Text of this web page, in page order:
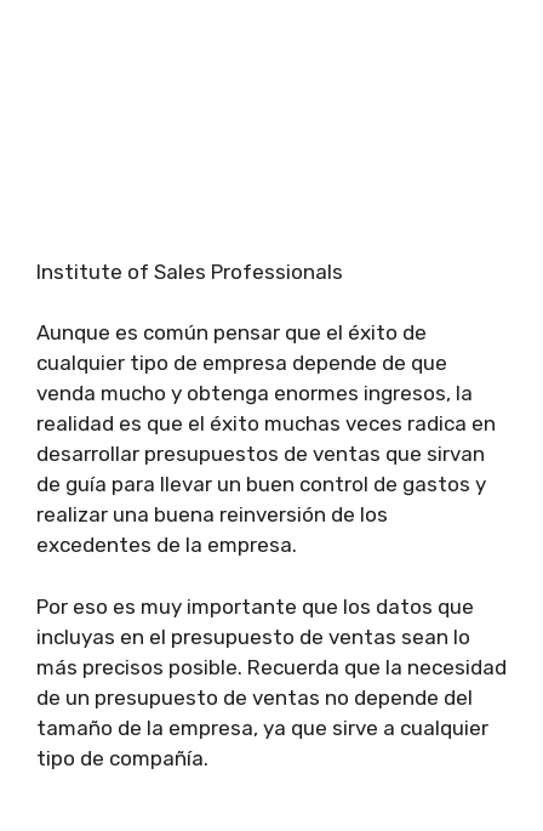
Institute of Sales Professionals
Aunque es común pensar que el éxito de
cualquier tipo de empresa depende de que
venda mucho y obtenga enormes ingresos, la
realidad es que el éxito muchas veces radica en
desarrollar presupuestos de ventas que sirvan
de guía para llevar un buen control de gastos y
realizar una buena reinversión de los
excedentes de la empresa.
Por eso es muy importante que los datos que
incluyas en el presupuesto de ventas sean lo
más precisos posible. Recuerda que la necesidad
de un presupuesto de ventas no depende del
tamaño de la empresa, ya que sirve a cualquier
tipo de compañía.